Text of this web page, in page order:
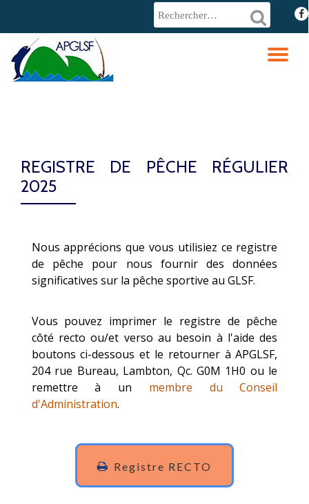
Aller
contenu
fa-
REGISTRE DE PÊCHE RÉGULIER
2025
Nous apprécions que vous utilisiez ce registre
de pêche pour nous fournir des données
significatives sur la pêche sportive au GLSF.
Vous pouvez imprimer le registre de pêche
côté recto ou/et verso au besoin à l'aide des
boutons ci-dessous et le retourner à APGLSF,
204 rue Bureau, Lambton, Qc. G0M 1H0 ou le
remettre à un membre du Conseil
d'Administration.
Registre RECTO